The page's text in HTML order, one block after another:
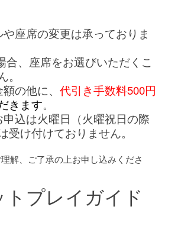
座席の変更は承っておりま
、座席をお選びいただくこ
の他に、代引き手数料500円
きます。
込は火曜日（火曜祝日の際
受け付けておりません。
解、ご了承の上お申し込みくださ
プレイガイド